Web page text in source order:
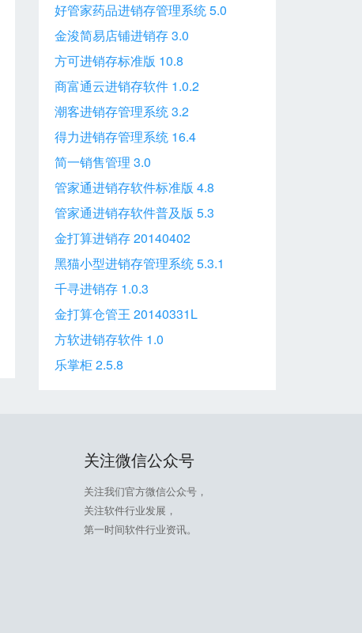
好管家药品进销存管理系统 5.0
金浚简易店铺进销存 3.0
方可进销存标准版 10.8
商富通云进销存软件 1.0.2
潮客进销存管理系统 3.2
得力进销存管理系统 16.4
简一销售管理 3.0
管家通进销存软件标准版 4.8
管家通进销存软件普及版 5.3
金打算进销存 20140402
黑猫小型进销存管理系统 5.3.1
千寻进销存 1.0.3
金打算仓管王 20140331L
方软进销存软件 1.0
乐掌柜 2.5.8
关注微信公众号
关注我们官方微信公众号，
关注软件行业发展，
第一时间软件行业资讯。